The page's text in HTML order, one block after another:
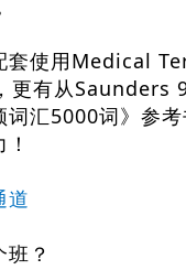
套使用Medical
更有从Saunders
词汇5000词》参
道
？